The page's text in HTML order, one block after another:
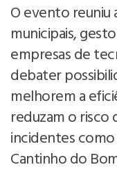
O evento reuniu
municipais,
empresas de
debater
melhorem a
reduzam o
incidentes
Cantinho do